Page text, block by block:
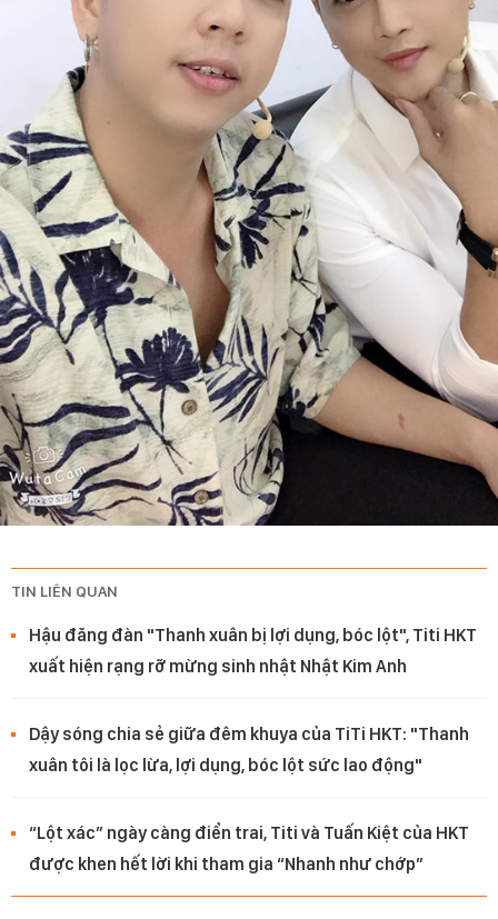
TIN LIÊN QUAN
Hậu đăng đàn "Thanh xuân bị lợi dụng, bóc lột", Titi HKT
xuất hiện rạng rỡ mừng sinh nhật Nhật Kim Anh
Dậy sóng chia sẻ giữa đêm khuya của TiTi HKT: "Thanh
xuân tôi là lọc lừa, lợi dụng, bóc lột sức lao động"
“Lột xác” ngày càng điển trai, Titi và Tuấn Kiệt của HKT
được khen hết lời khi tham gia “Nhanh như chớp”